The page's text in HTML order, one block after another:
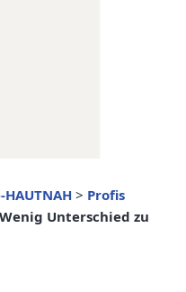
> Profis
Unterschied zu